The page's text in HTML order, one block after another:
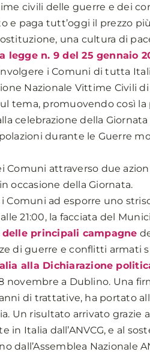
civili delle guerre e dei
e paga tutt’oggi il prezzo
una cultura di
legge n. 9 del 25 gennaio
i Comuni di tutta
Nazionale Vittime Civili
tema, promuovendo così la
celebrazione della
durante le Guerre
Comuni attraverso due
occasione della Giornata.
Comuni ad esporre uno
21:00, la facciata del
delle principali campagne
di guerre e conflitti armati
alla Dichiarazione
novembre a Dublino. Una
di trattative, ha portato
Un risultato arrivato grazie
Italia dall’ANVCG, e al
dall’Assemblea Nazionale